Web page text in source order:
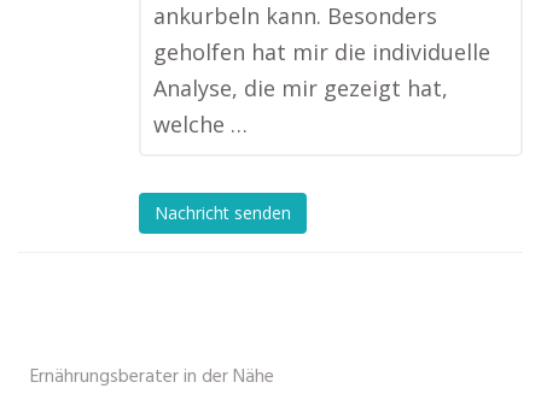
ankurbeln kann. Besonders
geholfen hat mir die individuelle
Analyse, die mir gezeigt hat,
welche …
Nachricht senden
Ernährungsberater in der Nähe